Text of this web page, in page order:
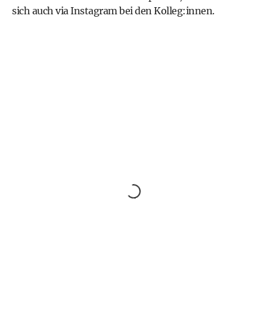
sich auch via Instagram bei den Kolleg:innen.